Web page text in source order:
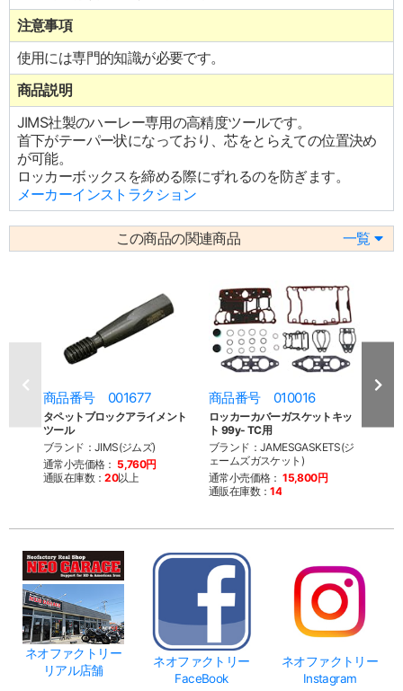
注意事項
使用には専門的知識が必要です。
商品説明
JIMS社製のハーレー専用の高精度ツールです。
首下がテーパー状になっており、芯をとらえての位置決め
が可能。
ロッカーボックスを締める際にずれるのを防ぎます。
メーカーインストラクション
この商品の関連商品 一覧
商品番号 001677
タペットブロックアライメント
ツール
ブランド：JIMS(ジムズ)
通常小売価格： 5,760円
通販在庫数：20以上
商品番号 010016
ロッカーカバーガスケットキッ
ト 99y- TC用
ブランド：JAMESGASKETS(ジ
ェームズガスケット)
通常小売価格： 15,800円
通販在庫数：14
99y-
ネオファクトリー
リアル店舗
ネオファクトリー
FaceBook
ネオファクトリー
Instagram